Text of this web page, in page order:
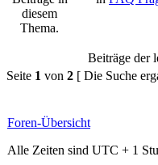
Beiträge der
Seite 1 von 2 [ Die Suche
Foren-Übersicht
Alle Zeiten sind UTC + 1